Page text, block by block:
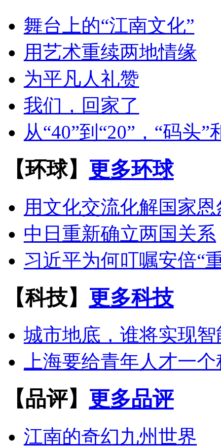
舞台上的“江南文化”
用艺术重续两地情缘
为平凡人礼赞
我们，回家了
从“40”到“20”，“码头”
【环球】 更多环球
用文化交流化解国家恩
中日重新确立两国关系
习近平为何叮嘱安倍“
【科技】 更多科技
城市地底，谁将实现
上海要给青年人才一
【品评】 更多品评
江南的奇幻九州世界